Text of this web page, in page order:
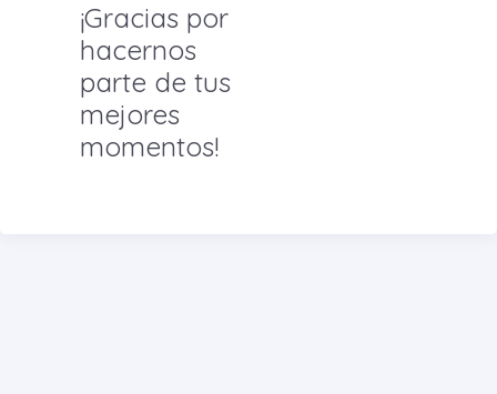
¡Gracias por
hacernos
parte de tus
mejores
momentos!